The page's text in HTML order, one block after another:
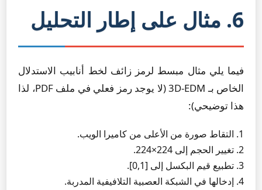
6. مثال على إطار التحليل
فيما يلي مثال مبسط لرمز زائف لخط أنابيب الاستدلال
الخاص بـ 3D-EDM (لا يوجد رمز فعلي في ملف PDF، لذا
هذا توضيحي):